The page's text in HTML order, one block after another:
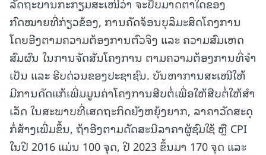
ລັດຖະບານກະກຽມສະເໜີວ່າ ຈະປັບມາດຕາໃດຂອງ
ກົດໝາຍທີ່ກ່ຽວຂ້ອງ, ການຄັດຈ້ອນບຸລິມະສິດໂຄງການ
ໂດຍອີງຕາມຄວາມຕ້ອງການຕົວຈິງ ແລະ ຄວາມສົມເຫດ
ສົມຜົນ ໃນການຈັດສັນໂຄງການ ຕາມຄວາມຕ້ອງການທີ່ຈໍາ
ເປັນ ແລະ ຮີບດ່ວນຂອງປະຊາຊົນ. ບັນຫາການສະເໜີໃຫ້
ມີການດັດແກ້ເພີ່ມມູນຄ່າໂຄງການສືບຕໍ່ເພື່ອໃຫ້ສືບຕໍ່ໃຫ້ສໍາ
ເລັດ ໃນສະພາບທີ່ເສດຖະກິດຍັງຫຍຸ້ງຍາກ, ລາຄາວັດສະດຸ
ກໍ່ສ້າງເພີ່ມຂຶ້ນ, ຖ້າອີງຕາມດັດສະນີລາຄາຜູ້ຊົມໃຊ້ ຫຼື CPI
ໃນປີ 2016 ແມ່ນ 100 ຈຸດ, ປີ 2023 ຂຶ້ນມາ 170 ຈຸດ ແລະ